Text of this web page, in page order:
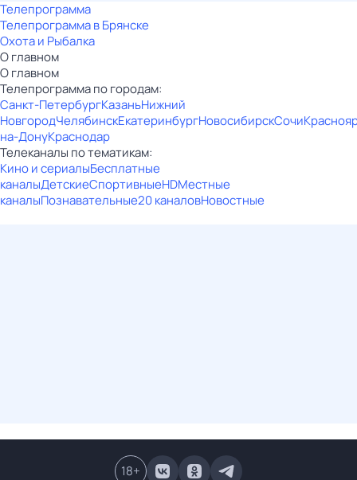
Телепрограмма
Телепрограмма в Брянске
Охота и Рыбалка
О главном
О главном
Телепрограмма по городам:
Санкт-ПетербургКазаньНижний
НовгородЧелябинскЕкатеринбургНовосибирскСочи
на-ДонуКраснодар
Телеканалы по тематикам:
Кино и сериалыБесплатные
каналыДетскиеСпортивныеHDМестные
каналыПознавательные20 каналовНовостные
18+